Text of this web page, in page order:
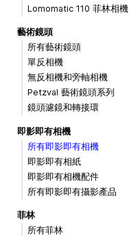
Lomomatic 110 菲林相機
藝術鏡頭
所有藝術鏡頭
單反相機
無反相機和旁軸相機
Petzval 藝術鏡頭系列
鏡頭濾鏡和轉接環
即影即有相機
所有即影即有相機
即影即有相紙
即影即有相機配件
所有即影即有攝影產品
菲林
所有菲林